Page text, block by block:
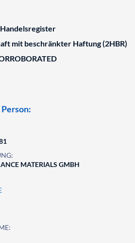
mit beschränkter Haftung (2HBR)
MATERIALS GMBH